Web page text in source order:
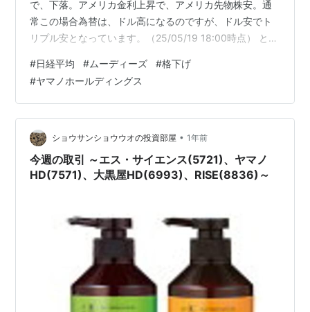
で、下落。アメリカ金利上昇で、アメリカ先物株安。通
常この場合為替は、ドル高になるのですが、ドル安でト
リプル安となっています。（25/05/19 18:00時点） とな
ります。 明日、米国債が売られる展開ならゴールドが吹
くんかもね！ https://t.co/Sy8DgtlCWp
pic.twitter.com/vxW1tjLrbG — ゆる投資家👨‍💻ウマヤン
(@FX10to100000000) 2025年5月18日 ゴールド現在値
（2…
#日経平均 #ムーディーズ #格下げ
#ヤマノホールディングス
ショウサンショウウオの投資部屋 • 1年前
今週の取引 ～エス・サイエンス(5721)、ヤマノ
HD(7571)、大黒屋HD(6993)、RISE(8836)～